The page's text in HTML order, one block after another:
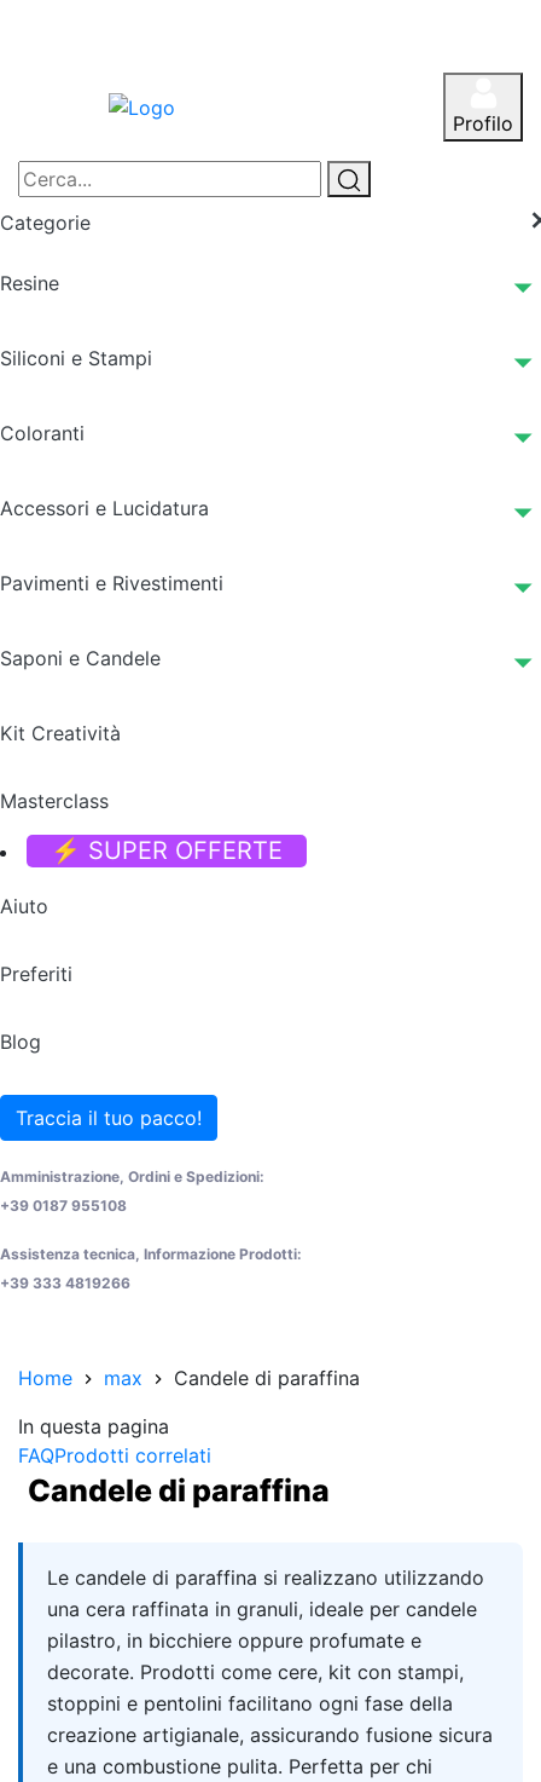
Profilo
Categorie
Resine
Siliconi e Stampi
Coloranti
Accessori e Lucidatura
Pavimenti e Rivestimenti
Saponi e Candele
Kit Creatività
Masterclass
⚡ SUPER OFFERTE
Aiuto
Preferiti
Blog
Traccia il tuo pacco!
Amministrazione, Ordini e Spedizioni:
+39 0187 955108
Assistenza tecnica, Informazione Prodotti:
+39 333 4819266
Home max
Candele di paraffina
In questa pagina
FAQProdotti correlati
Candele di paraffina
Quick answer
Le candele di paraffina si realizzano utilizzando
una cera raffinata in granuli, ideale per candele
pilastro, in bicchiere oppure profumate e
decorate. Prodotti come cere, kit con stampi,
stoppini e pentolini facilitano ogni fase della
creazione artigianale, assicurando fusione sicura
e una combustione pulita. Perfetta per chi